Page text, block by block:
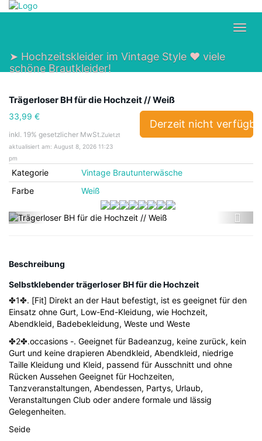
Skip
➤ Hochzeitskleider im Vintage Style ❤ viele
schöne Brautkleider!
Trägerloser BH für die Hochzeit // Weiß
33,99 €
inkl. 19% gesetzlicher MwSt.Zuletzt
aktualisiert am: August 8, 2026 11:23
pm
Derzeit nicht
Kategorie
Vintage Brautunterwäsche
Farbe
Weiß
Beschreibung
SelbstklebenderträgerloserBHfür die Hochzeit
✤1✤. [Fit] Direkt an der Haut befestigt, ist es geeignet für den
Einsatz ohne Gurt, Low-End-Kleidung, wie Hochzeit,
Abendkleid, Badebekleidung, Weste und Weste
✤2✤.occasions -. Geeignet für Badeanzug, keine zurück, kein
Gurt und keine drapieren Abendkleid, Abendkleid, niedrige
Taille Kleidung und Kleid, passend für Ausschnitt und ohne
Rücken Aussehen Geeignet für Hochzeiten,
Tanzveranstaltungen, Abendessen, Partys, Urlaub,
Veranstaltungen Club oder andere formale und lässig
Gelegenheiten.
Seide